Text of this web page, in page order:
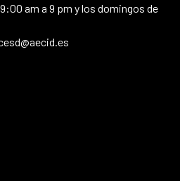
am a 9 pm y los domingos de